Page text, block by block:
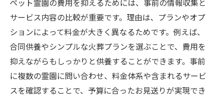
ペット霊園の費用を抑えるためには、事前の情報収集と
サービス内容の比較が重要です。理由は、プランやオプ
ションによって料金が大きく異なるためです。例えば、
合同供養やシンプルな火葬プランを選ぶことで、費用を
抑えながらもしっかりと供養することができます。事前
に複数の霊園に問い合わせ、料金体系や含まれるサービ
スを確認することで、予算に合ったお見送りが実現でき